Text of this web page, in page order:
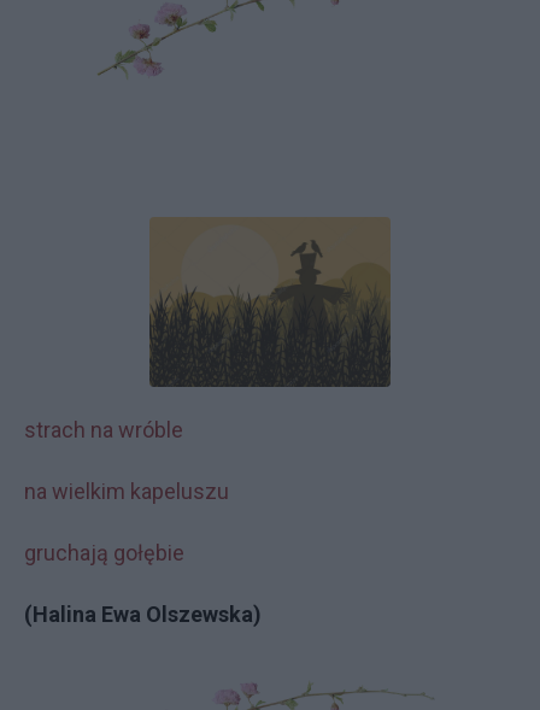
strach na wróble
na wielkim kapeluszu
gruchają gołębie
(Halina Ewa Olszewska)